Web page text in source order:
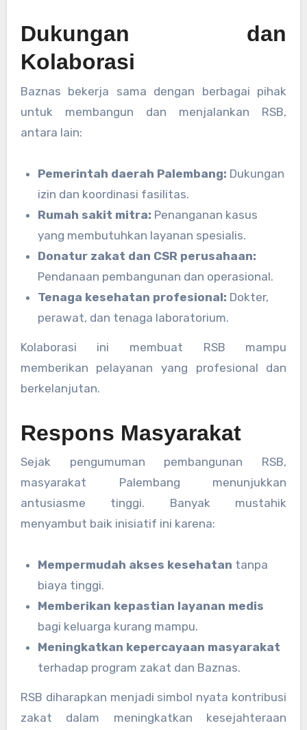
Dukungan dan
Kolaborasi
Baznas bekerja sama dengan berbagai pihak
untuk membangun dan menjalankan RSB,
antara lain:
Pemerintah daerah Palembang: Dukungan
izin dan koordinasi fasilitas.
Rumah sakit mitra: Penanganan kasus
yang membutuhkan layanan spesialis.
Donatur zakat dan CSR perusahaan:
Pendanaan pembangunan dan operasional.
Tenaga kesehatan profesional: Dokter,
perawat, dan tenaga laboratorium.
Kolaborasi ini membuat RSB mampu
memberikan pelayanan yang profesional dan
berkelanjutan.
Respons Masyarakat
Sejak pengumuman pembangunan RSB,
masyarakat Palembang menunjukkan
antusiasme tinggi. Banyak mustahik
menyambut baik inisiatif ini karena:
Mempermudah akses kesehatan tanpa
biaya tinggi.
Memberikan kepastian layanan medis
bagi keluarga kurang mampu.
Meningkatkan kepercayaan masyarakat
terhadap program zakat dan Baznas.
RSB diharapkan menjadi simbol nyata kontribusi
zakat dalam meningkatkan kesejahteraan